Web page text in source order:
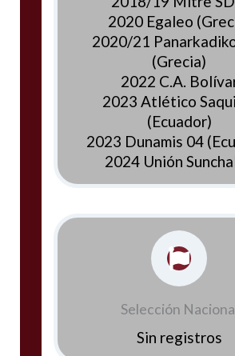
2020 Egaleo
2020/21
(Grecia)
2022 C.A.
2023 Atlético
(Ecuador)
2023 Dunamis 04
2024 Unión
Selección
Sin registros